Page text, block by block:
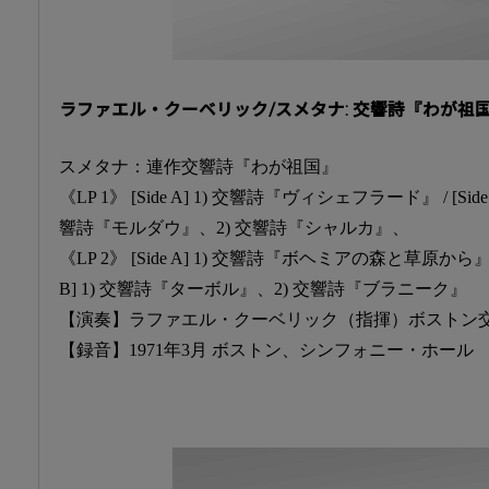
ラファエル・クーベリック/スメタナ: 交響詩『わが祖
スメタナ：連作交響詩『わが祖国』
《LP 1》 [Side A] 1) 交響詩『ヴィシェフラード』 /
響詩『モルダウ』、2) 交響詩『シャルカ』、
《LP 2》 [Side A] 1) 交響詩『ボヘミアの森と草原から
B] 1) 交響詩『ターボル』、2) 交響詩『ブラニーク』
【演奏】ラファエル・クーベリック（指揮）ボストン
【録音】1971年3月 ボストン、シンフォニー・ホール